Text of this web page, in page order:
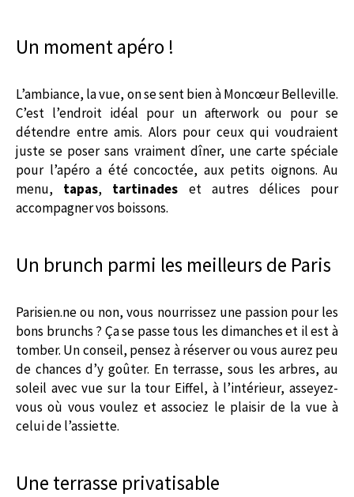
Un moment apéro !
L’ambiance, la vue, on se sent bien à Moncœur Belleville.
C’est l’endroit idéal pour un afterwork ou pour se
détendre entre amis. Alors pour ceux qui voudraient
juste se poser sans vraiment dîner, une carte spéciale
pour l’apéro a été concoctée, aux petits oignons. Au
menu, tapas, tartinades et autres délices pour
accompagner vos boissons.
Un brunch parmi les meilleurs de Paris
Parisien.ne ou non, vous nourrissez une passion pour les
bons brunchs ? Ça se passe tous les dimanches et il est à
tomber. Un conseil, pensez à réserver ou vous aurez peu
de chances d’y goûter. En terrasse, sous les arbres, au
soleil avec vue sur la tour Eiffel, à l’intérieur, asseyez-
vous où vous voulez et associez le plaisir de la vue à
celui de l’assiette.
Une terrasse privatisable